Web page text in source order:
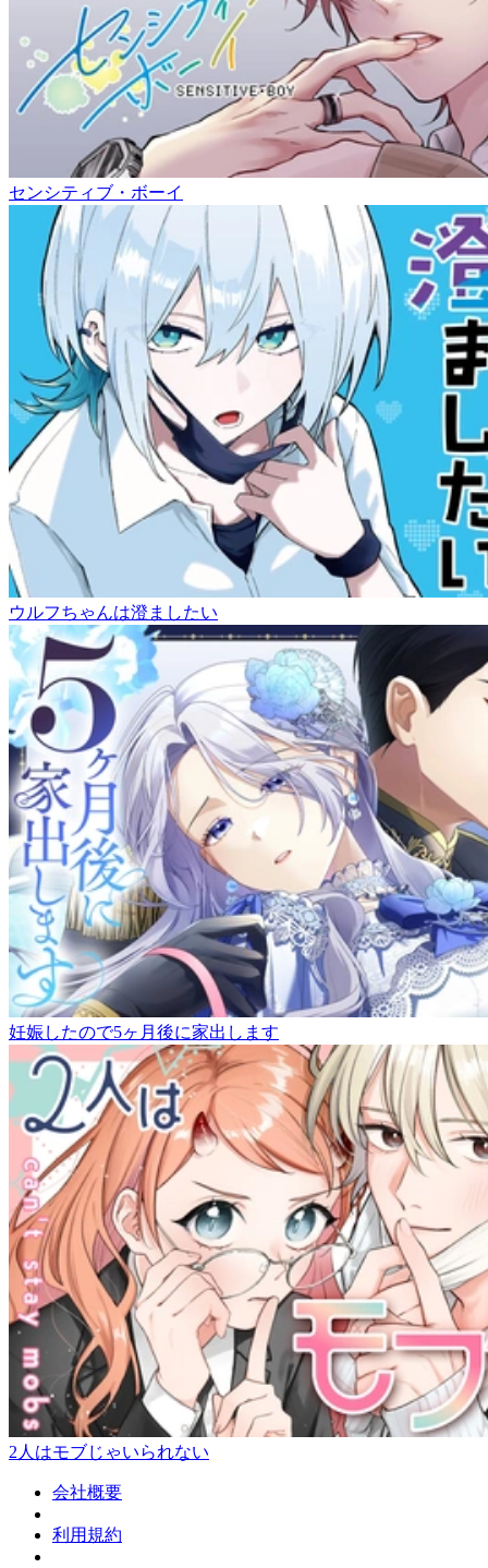
センシティブ・ボーイ
ウルフちゃんは澄ましたい
妊娠したので5ヶ月後に家出します
2人はモブじゃいられない
会社概要
利用規約